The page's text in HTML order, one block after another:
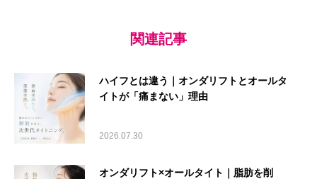
関連記事
ハイフとは違う｜オンダリフトとオールタ
イトが「痛まない」理由
2026.07.30
オンダリフト×オールタイト｜脂肪を削